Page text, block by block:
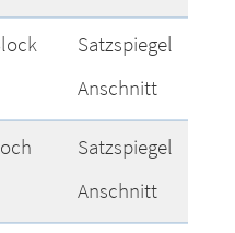
Satzspiegel
Anschnitt
Satzspiegel
Anschnitt